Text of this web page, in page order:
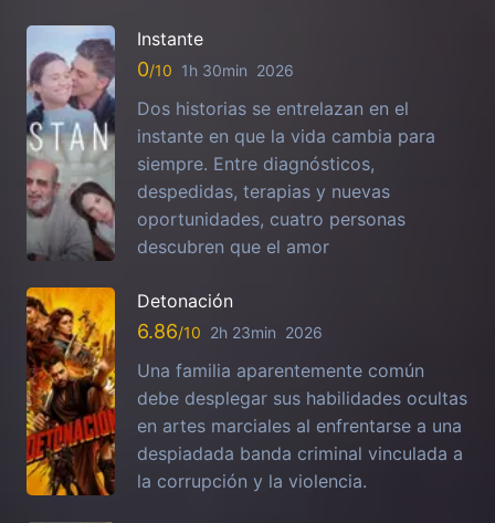
Instante
0 1h 30min 2026
Dos historias se entrelazan en el
instante en que la vida cambia para
siempre. Entre diagnósticos,
despedidas, terapias y nuevas
oportunidades, cuatro personas
descubren que el amor
Detonación
6.86 2h 23min 2026
Una familia aparentemente común
debe desplegar sus habilidades ocultas
en artes marciales al enfrentarse a una
despiadada banda criminal vinculada a
la corrupción y la violencia.